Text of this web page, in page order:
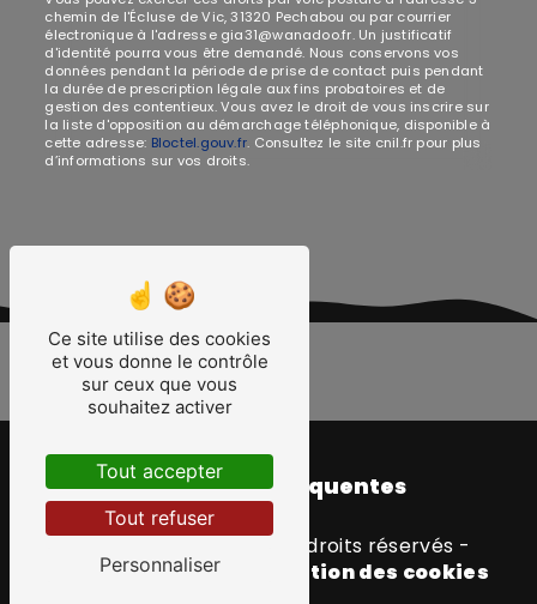
chemin de l'Écluse de Vic, 31320 Pechabou ou par courrier
électronique à l'adresse gia31@wanadoo.fr. Un justificatif
d'identité pourra vous être demandé. Nous conservons vos
données pendant la période de prise de contact puis pendant
la durée de prescription légale aux fins probatoires et de
gestion des contentieux. Vous avez le droit de vous inscrire sur
la liste d'opposition au démarchage téléphonique, disponible à
cette adresse:
Bloctel.gouv.fr. Consultez le site cnil.fr pour plus
d’informations sur vos droits.
Recherches fréquentes
- 2026 - Tous droits réservés -
Mentions légales
Gestion des cookies
Ce site utilise des cookies
et vous donne le contrôle
sur ceux que vous
souhaitez activer
Tout accepter
Tout refuser
Personnaliser